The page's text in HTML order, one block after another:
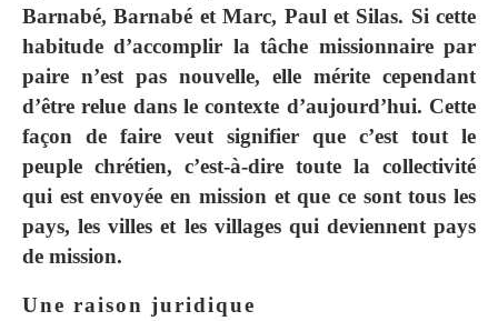
Barnabé, Barnabé et Marc, Paul et Silas. Si cette
habitude d’accomplir la tâche missionnaire par
paire n’est pas nouvelle, elle mérite cependant
d’être relue dans le contexte d’aujourd’hui. Cette
façon de faire veut signifier que c’est tout le
peuple chrétien, c’est-à-dire toute la collectivité
qui est envoyée en mission et que ce sont tous les
pays, les villes et les villages qui deviennent pays
de mission.
Une raison juridique